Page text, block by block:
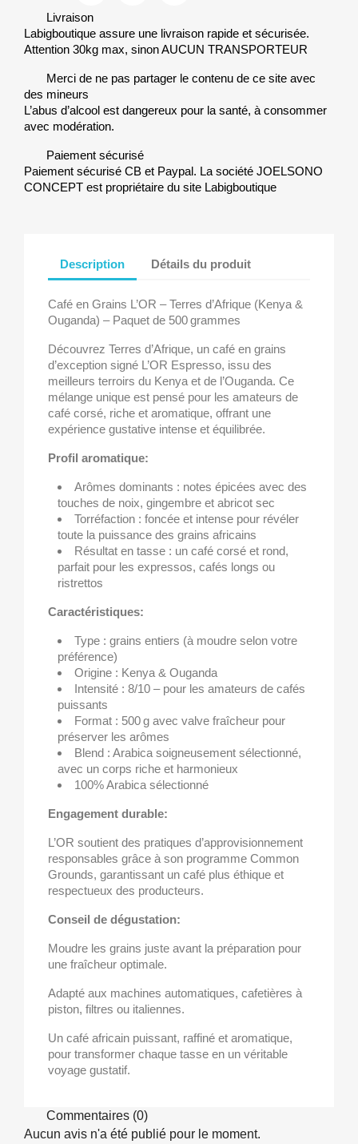
Livraison
Labigboutique assure une livraison rapide et sécurisée.
Attention 30kg max, sinon AUCUN TRANSPORTEUR
Merci de ne pas partager le contenu de ce site avec
des mineurs
L’abus d’alcool est dangereux pour la santé, à consommer
avec modération.
Paiement sécurisé
Paiement sécurisé CB et Paypal. La société JOELSONO
CONCEPT est propriétaire du site Labigboutique
Description Détails du produit
Café en Grains L’OR – Terres d’Afrique (Kenya &
Ouganda) – Paquet de 500 grammes
Découvrez Terres d’Afrique, un café en grains
d’exception signé L’OR Espresso, issu des
meilleurs terroirs du Kenya et de l’Ouganda. Ce
mélange unique est pensé pour les amateurs de
café corsé, riche et aromatique, offrant une
expérience gustative intense et équilibrée.
Profil aromatique:
Arômes dominants : notes épicées avec des
touches de noix, gingembre et abricot sec
Torréfaction : foncée et intense pour révéler
toute la puissance des grains africains
Résultat en tasse : un café corsé et rond,
parfait pour les expressos, cafés longs ou
ristrettos
Caractéristiques:
Type : grains entiers (à moudre selon votre
préférence)
Origine : Kenya & Ouganda
Intensité : 8/10 – pour les amateurs de cafés
puissants
Format : 500 g avec valve fraîcheur pour
préserver les arômes
Blend : Arabica soigneusement sélectionné,
avec un corps riche et harmonieux
100% Arabica sélectionné
Engagement durable:
L’OR soutient des pratiques d’approvisionnement
responsables grâce à son programme Common
Grounds, garantissant un café plus éthique et
respectueux des producteurs.
Conseil de dégustation:
Moudre les grains juste avant la préparation pour
une fraîcheur optimale.
Adapté aux machines automatiques, cafetières à
piston, filtres ou italiennes.
Un café africain puissant, raffiné et aromatique,
pour transformer chaque tasse en un véritable
voyage gustatif.
Commentaires (0)
Aucun avis n'a été publié pour le moment.